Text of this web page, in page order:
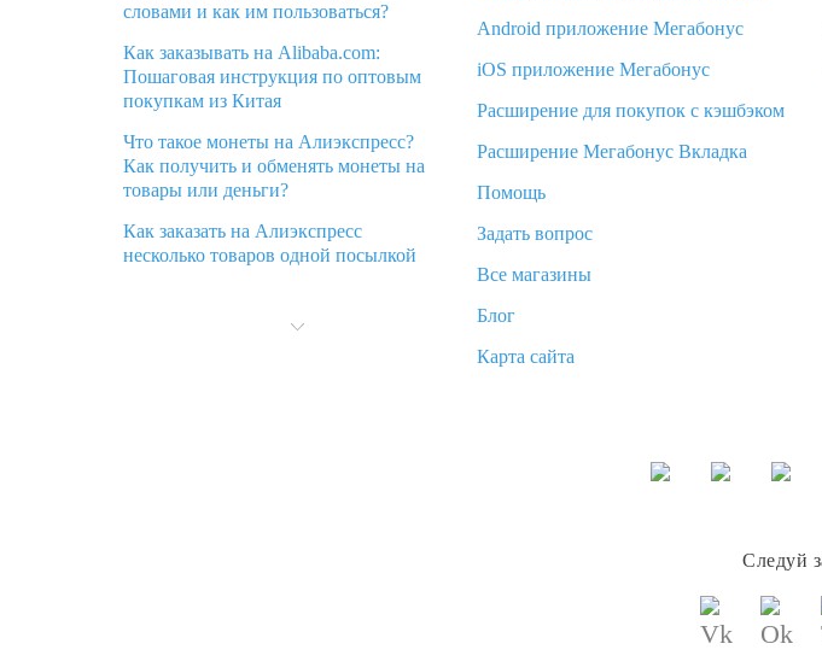
словами и как им пользоваться?
Как заказывать на Alibaba.com:
Пошаговая инструкция по оптовым
покупкам из Китая
Что такое монеты на Алиэкспресс?
Как получить и обменять монеты на
товары или деньги?
Как заказать на Алиэкспресс
несколько товаров одной посылкой
Алиэкспресс и что делать?
Android приложение Мегабонус
iOS приложение Мегабонус
Расширение для покупок с кэшбэком
Расширение Мегабонус Вкладка
Помощь
Задать вопрос
Все магазины
Блог
Карта сайта
Следуй